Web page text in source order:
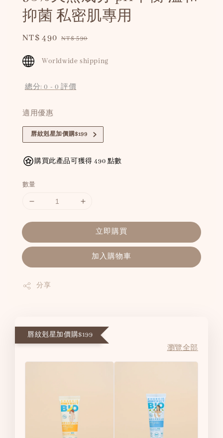
抑菌 私密肌專用
Sale
NT$ 490 Regular
NT$ 590
Worldwide shipping
總分:0 - 0 評價
適用優惠
唇紋剋星加價購$199
購買此產品可獲得 490 點數
數量
立即購買
加入購物車
分享
唇紋剋星加價購$199
瀏覽全部